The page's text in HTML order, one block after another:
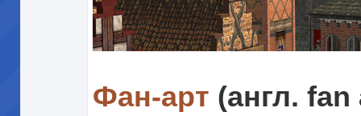
Фан-арт (англ.